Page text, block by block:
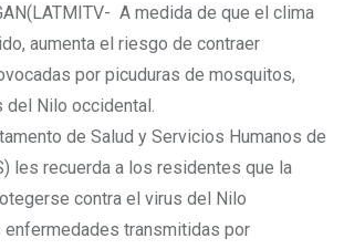
A medida de que el clima
aumenta el riesgo de contraer
por picuduras de mosquitos,
del Nilo occidental.
de Salud y Servicios Humanos de
les recuerda a los residentes que la
contra el virus del Nilo
enfermedades transmitidas por